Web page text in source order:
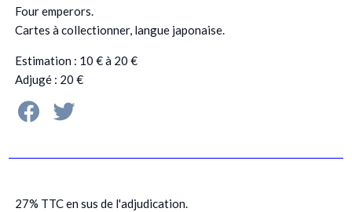
Four emperors.
Cartes à collectionner, langue japonaise.
Estimation : 10 € à 20 €
Adjugé : 20 €
27% TTC en sus de l'adjudication.